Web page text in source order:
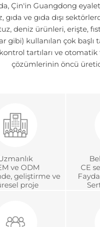
Çin'in Guangdong
gıda ve gıda dışı
deniz ürünleri, erişte,
gibi) kullanılan çok başlı
tartıları ve
çözümlerinin öncü
ve ODM
geliştirme ve
proje
CE